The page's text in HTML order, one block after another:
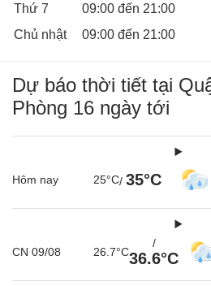
Thứ 7
09:00 đến 21:00
Chủ nhật
09:00 đến 21:00
Dự báo thời tiết tại
Phòng 16 ngày tới
Hôm nay 25°C/ 35°C
CN 09/08 26.7°C
/
36.6°C